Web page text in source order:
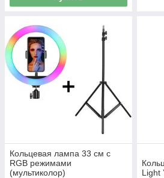
Кольцевая лампа 33 см с
RGB режимами
(мультиколор)
Light